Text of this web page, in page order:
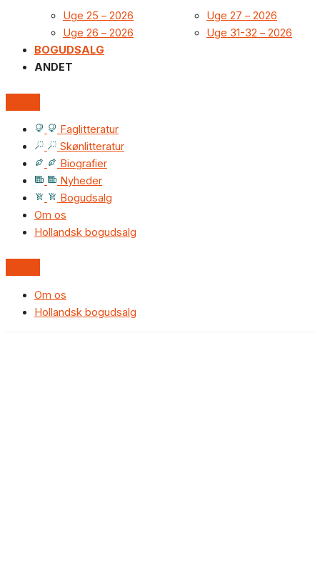
Uge 25 – 2026
Uge 26 – 2026
Uge 27 – 2026
Uge 31-32 – 2026
BOGUDSALG
ANDET
Faglitteratur
Skønlitteratur
Biografier
Nyheder
Bogudsalg
Om os
Hollandsk bogudsalg
Om os
Hollandsk bogudsalg